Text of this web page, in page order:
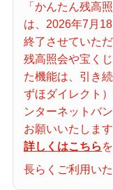
宝くじホーム
当せん番号案内
宝くじの購入・照
宝くじ商品一覧
「かんたん残高
は、2026年7月
終了させていただ
残高照会や宝く
た機能は、引き
ずほダイレクト
ンターネットバ
お願いいたします
詳しくはこちら
長らくご利用い